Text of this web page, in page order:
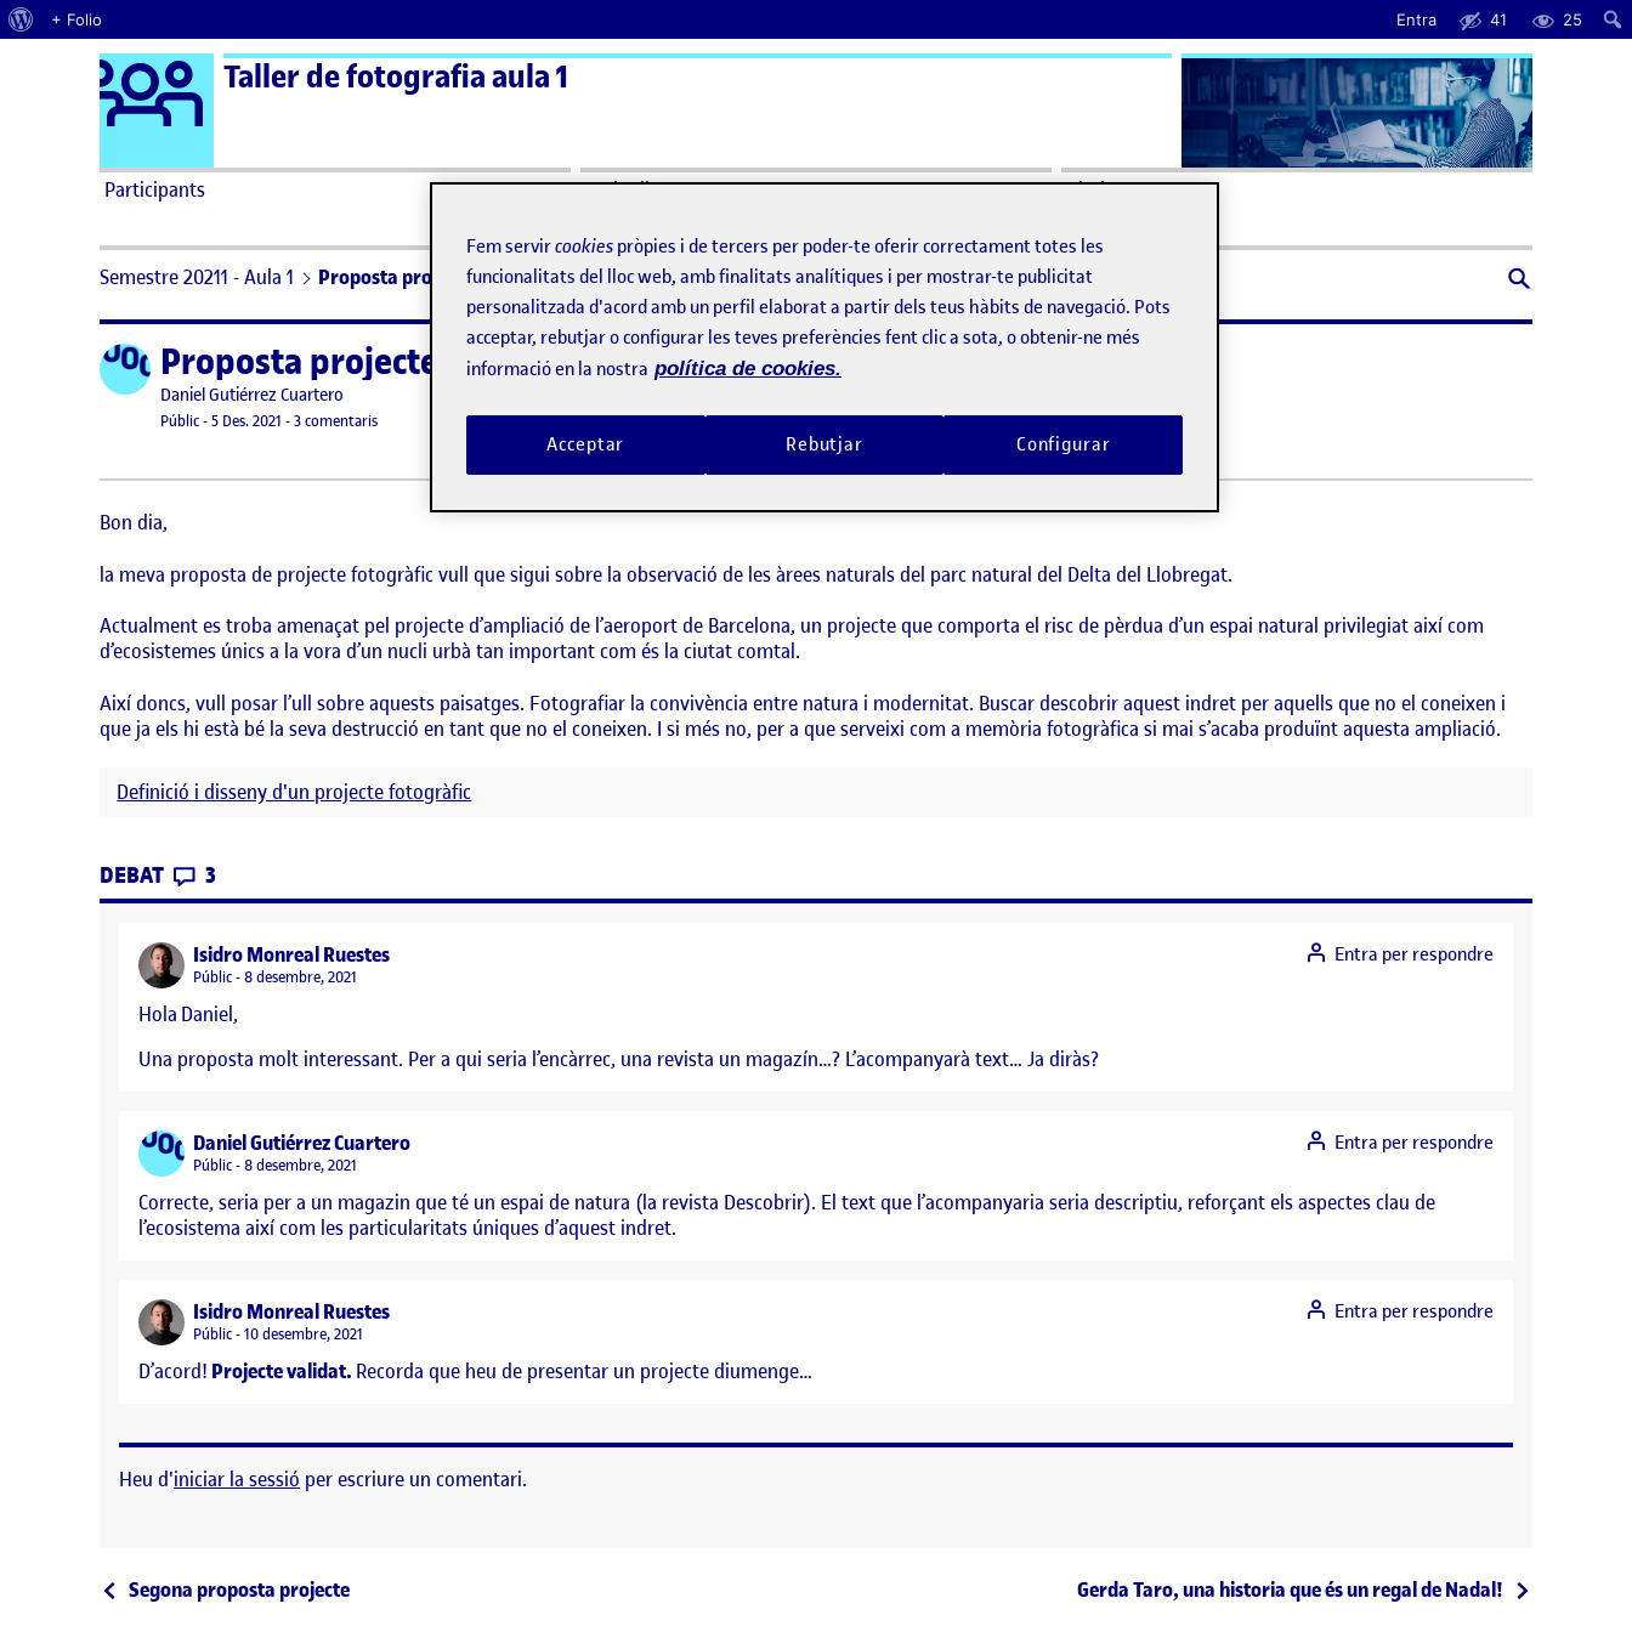
Quant al WordPress
+ Folio Entra 41 25
Saltar al contingut Logo Ágora
Taller de fotografia aula 1
Participants ActiFolios Ajuda
Semestre 20211 - Aula 1 Proposta projecte fotogràfic
Publicat perProposta projecte fotogràfic
Publicat per
Daniel Gutiérrez Cuartero
Visibilitat:
Públic-Data de publicació
5 Des. 2021 5 desembre, 2021 10:50 am
-3 comentarisa Proposta projecte fotogràfic
Bon dia,
la meva proposta de projecte fotogràfic vull que sigui sobre la observació de les àrees naturals del parc natural del Delta del Llobregat.
Actualment es troba amenaçat pel projecte d’ampliació de l’aeroport de Barcelona, un projecte que comporta el risc de pèrdua d’un espai natural privilegiat així com
d’ecosistemes únics a la vora d’un nucli urbà tan important com és la ciutat comtal.
Així doncs, vull posar l’ull sobre aquests paisatges. Fotografiar la convivència entre natura i modernitat. Buscar descobrir aquest indret per aquells que no el coneixen i
que ja els hi està bé la seva destrucció en tant que no el coneixen. I si més no, per a que serveixi com a memòria fotogràfica si mai s’acaba produïnt aquesta ampliació.
Definició i disseny d'un projecte fotogràfic
DEBAT CONTRIBUTIONS
3EL PROPOSTA PROJECTE FOTOGRÀFIC
Isidro Monreal Ruestessays:
Visibilitat:
Públic 8 desembre, 2021
Hola Daniel,
Una proposta molt interessant. Per a qui seria l’encàrrec, una revista un magazín…? L’acompanyarà text… Ja diràs?
Entra per respondre
Daniel Gutiérrez Cuarterosays:
Visibilitat:
Públic 8 desembre, 2021
Correcte, seria per a un magazin que té un espai de natura (la revista Descobrir). El text que l’acompanyaria seria descriptiu, reforçant els aspectes clau de
l’ecosistema així com les particularitats úniques d’aquest indret.
Entra per respondre
Isidro Monreal Ruestessays:
Visibilitat:
Públic 10 desembre, 2021
D’acord! Projecte validat. Recorda que heu de presentar un projecte diumenge…
Entra per respondre
Heu d'iniciar la sessió per escriure un comentari.
Navegació d'entrades
Entrada anterior
Segona proposta projecte Entrada següent
Gerda Taro, una historia que és un regal de Nadal!
Fem servircookies pròpies i de tercers per poder-te oferir correctament totes les
funcionalitats del lloc web, amb finalitats analítiques i per mostrar-te publicitat
personalitzada d'acord amb un perfil elaborat a partir dels teus hàbits de navegació. Pots
acceptar, rebutjar o configurar les teves preferències fent clic a sota, o obtenir-ne més
informació en la nostra política de cookies.
Rebutjar
Acceptar Configurar